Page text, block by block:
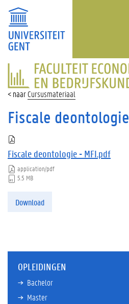
FACULTEIT
ECONOMIE
EN
BEDRIJFSKUNDE
Cursusmateriaal
Fiscale deontologie
Fiscale deontologie - MFI.pdf
application/pdf
5.5 MB
Download
OPLEIDINGEN
Bachelor
Master